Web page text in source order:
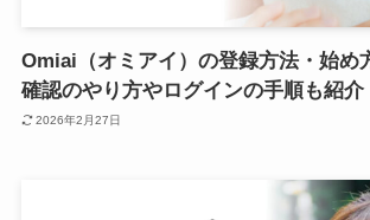
Omiai（オミアイ）の登録方法・始め
確認のやり方やログインの手順も紹介
2026年2月27日